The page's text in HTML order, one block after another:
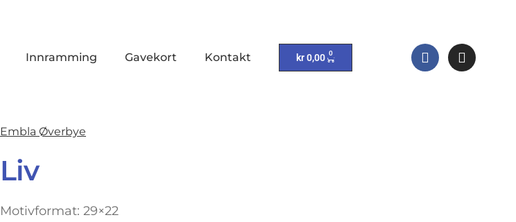
Innramming Gavekort Kontakt kr0,00 0
Embla Øverbye
Liv
Motivformat: 29×22